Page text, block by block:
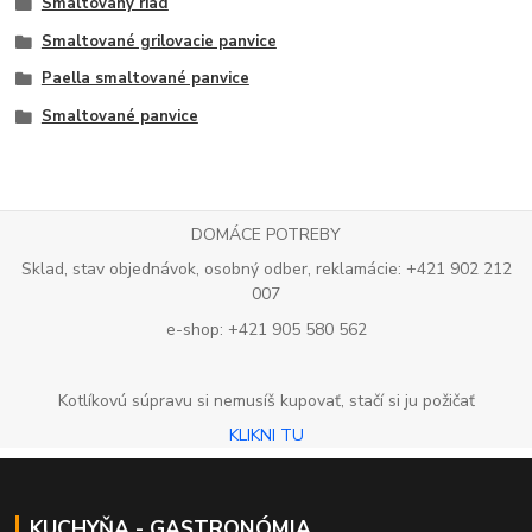
Smaltované grilovacie panvice
Paella smaltované panvice
Smaltované panvice
DOMÁCE POTREBY
Sklad, stav objednávok, osobný odber, reklamácie: +421 902 212
007
e-shop: +421 905 580 562
Kotlíkovú súpravu si nemusíš kupovať, stačí si ju požičať
KLIKNI TU